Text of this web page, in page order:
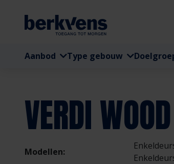
Aanbod Type gebouw
VERDI
Modellen: